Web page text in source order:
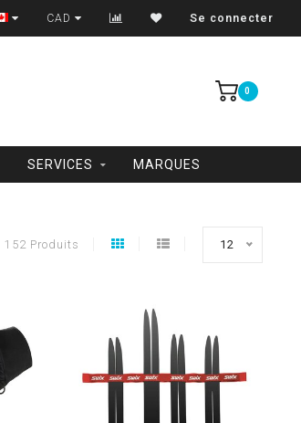
Trois-Rivières et Shawinigan
CAD Se connecter
0
SERVICES MARQUES
152 Produits 12